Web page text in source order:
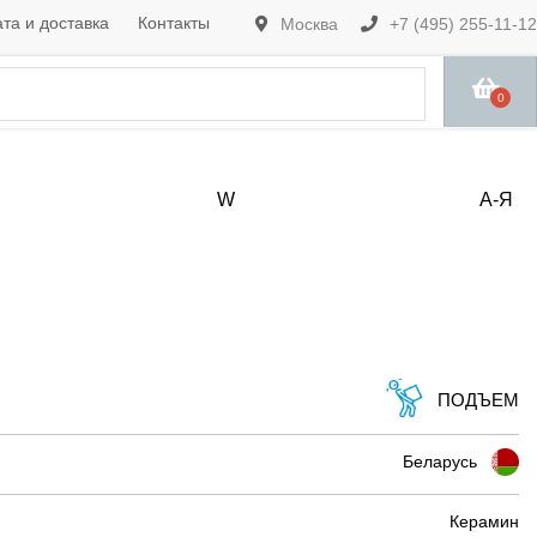
Москва +7 (495) 255-11-12
и доставка Контакты
0
W А-Я
ПОДЪЕМ
Беларусь
Керамин